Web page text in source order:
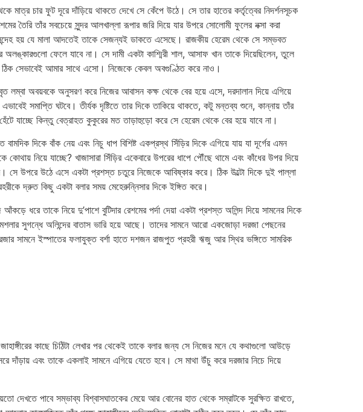
মাত্র চার ফুট দূরে দাঁড়িয়ে থাকতে দেখে সে কেঁপে উঠে। সে তার হাতের কর্তৃত্বের নিদর্শনসূচক
তৈরি তাঁর সবচেয়ে সুন্দর আলখাল্লা রূপার জরি দিয়ে যার উপরে সোলোমী ফুলের নক্সা করা
হয় যে মালা আদতেই তাকে সেজন্যই ডাকতে এসেছে। রাজকীয় হেরেম থেকে সে সম্ভবত
ফেলে যাবে না। সে দামী একটা কাশ্মিরী শাল, আসাফ খান তাকে দিয়েছিলেন, তুলে
ঠিক সেভাবেই আমার সাথে এসো। নিজেকে কেবল অবগুণ্ঠিত করে নাও।
লম্বা অবয়বকে অনুসরণ করে নিজের আবাসন কক্ষ থেকে বের হয়ে এসে, দরদালান দিয়ে এগিয়ে
সমাপ্তি ঘটবে। তীর্যক দৃষ্টিতে তার দিকে তাকিয়ে থাকতে, কটু মন্তব্য শুনে, কান্নায় তাঁর
যাচ্ছে কিন্তু বেত্রাহত কুকুরের মত তাড়াহুড়ো করে সে হেরেম থেকে বের হয়ে যাবে না।
দিকে বাঁক নেয় এবং নিচু ধাপ বিশিষ্ট একপ্রস্থ সিঁড়ির দিকে এগিয়ে যায় যা দূর্গের এমন
নিয়ে যাচ্ছে? খাজাসারা সিঁড়ির একেবারে উপরের ধাপে পৌঁছে থামে এবং কাঁধের উপর দিয়ে
সে উপরে উঠে এসে একটা প্রশস্ত চতুরে নিজেকে আবিষ্কার করে। ঠিক উল্টো দিকে দুই পাল্লা
দ্রুত কিছু একটা বলার সময় মেহেরুন্নিসার দিকে ইঙ্গিত করে।
ধরে তাকে নিয়ে দু’পাশে বুটিদার রেশমের পর্দা দেয়া একটা প্রশস্ত অলিন্দ দিয়ে সামনের দিকে
সুগন্ধে অলিন্দের বাতাস ভারি হয়ে আছে। তাদের সামনে আরো একজোড়া দরজা পেছনের
সামনে ইস্পাতের ফলাযুক্ত বর্শা হাতে দশজন রাজপুত প্রহরী ঋজু আর স্থির ভঙ্গিতে সামরিক
কাছে চিঠিটা লেখার পর থেকেই তাকে বলার জন্য সে নিজের মনে যে কথাগুলো আউড়ে
দাঁড়ায় এবং তাকে একলাই সামনে এগিয়ে যেতে হবে। সে মাথা উঁচু করে দরজার নিচে দিয়ে
দেখতে পাবে সম্ভাব্য বিশ্বাসঘাতকের মেয়ে আর বোনের হাত থেকে সম্রাটকে সুরক্ষিত রাখতে,